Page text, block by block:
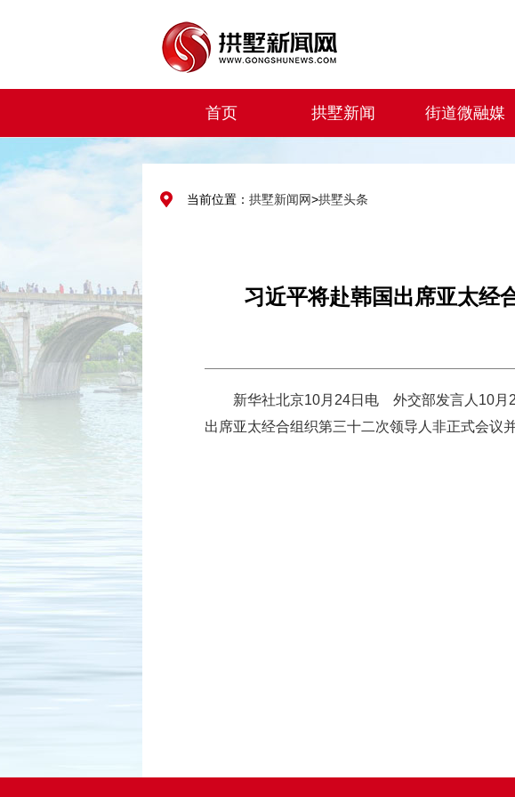
首页 拱墅新闻 街道微融媒
当前位置： 拱墅新闻网>拱墅头条
习近平将赴韩国出席亚太经
新华社北京10月24日电 外交部发言人10月
出席亚太经合组织第三十二次领导人非正式会议